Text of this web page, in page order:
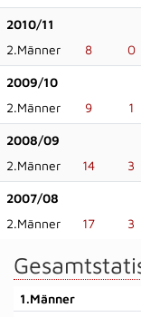
2010/11
2.Männer
8 0
2009/10
2.Männer
9 1
2008/09
2.Männer
14 3
2007/08
2.Männer
17 3
1.Männer